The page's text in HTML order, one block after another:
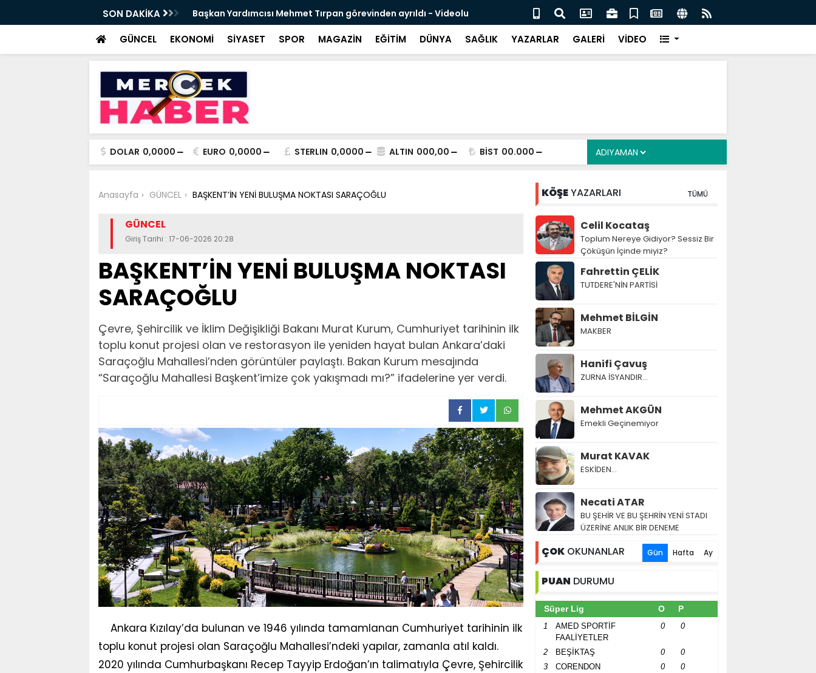
SON DAKİKA
Haftalık Basın Bilgilendirme Toplantısı
Başkan Yardımcısı Mehmet Tırpan görevinden ayrıldı - Videolu
Haber
Cevdet Yılmaz: Nitelikli İnsan Kaynağı İçin Milli Yetkinlik Hamlesi
GÜNCEL EKONOMİ SİYASET SPOR MAGAZİN EĞİTİM DÜNYA SAĞLIK YAZARLAR GALERİ VİDEO
DOLAR 0,0000 EURO 0,0000 STERLIN 0,0000 ALTIN 000,00 BİST 00.000
Anasayfa GÜNCEL BAŞKENT’İN YENİ BULUŞMA NOKTASI SARAÇOĞLU
GÜNCEL
Giriş Tarihi : 17-06-2026 20:28
BAŞKENT’İN YENİ BULUŞMA NOKTASI
SARAÇOĞLU
Çevre, Şehircilik ve İklim Değişikliği Bakanı Murat Kurum, Cumhuriyet tarihinin ilk
toplu konut projesi olan ve restorasyon ile yeniden hayat bulan Ankara’daki
Saraçoğlu Mahallesi’nden görüntüler paylaştı. Bakan Kurum mesajında
“Saraçoğlu Mahallesi Başkent’imize çok yakışmadı mı?” ifadelerine yer verdi.
Ankara Kızılay’da bulunan ve 1946 yılında tamamlanan Cumhuriyet tarihinin ilk
toplu konut projesi olan Saraçoğlu Mahallesi’ndeki yapılar, zamanla atıl kaldı.
2020 yılında Cumhurbaşkanı Recep Tayyip Erdoğan’ın talimatıyla Çevre, Şehircilik
KÖŞEYAZARLARI TÜMÜ
Celil Kocataş
Toplum Nereye Gidiyor? Sessiz Bir
Çöküşün İçinde miyiz?
Fahrettin ÇELİK
TUTDERE'NİN PARTİSİ
Mehmet BİLGİN
MAKBER
Hanifi Çavuş
ZURNA İSYANDIR...
Mehmet AKGÜN
Emekli Geçinemiyor
Murat KAVAK
ESKİDEN...
Necati ATAR
BU ŞEHİR VE BU ŞEHRİN YENİ STADI
ÜZERİNE ANLIK BİR DENEME
ÇOK OKUNANLAR Gün Hafta Ay
PUAN DURUMU
Süper Lig O P
1
AMED SPORTİF
FAALİYETLER
0 0
2 BEŞİKTAŞ 0
0
3
CORENDON
0 0